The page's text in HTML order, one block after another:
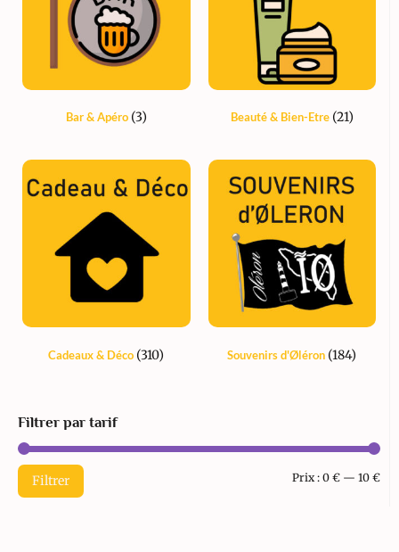
Bar & Apéro (3) Beauté & Bien-Etre (21)
Cadeaux & Déco (310) Souvenirs d'Øléron (184)
Filtrer par tarif
Filtrer Prix : 0 € — 10 €